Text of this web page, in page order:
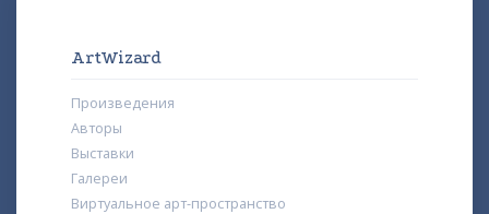
ArtWizard
Произведения
Авторы
Выставки
Галереи
Виртуальное арт-пространство